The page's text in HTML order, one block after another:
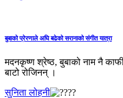
बुबाको प्रेरणाले अघि बढेको सरानाको संगीत यात्रा
मदनकृष्ण श्रेष्ठ, बुबाको नाम नै
बाटो रोजिनन् ।
सुनिता लोहनी